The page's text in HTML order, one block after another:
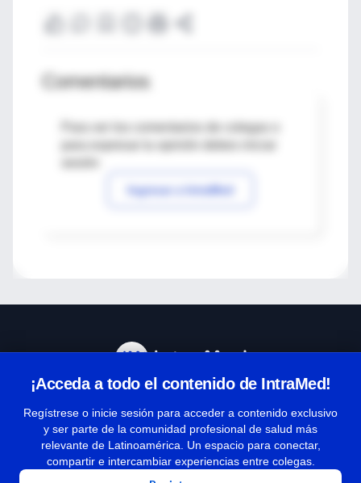
Comentarios
Para ver los comentarios de colegas o
Ingresar a IntraMed
¡Acceda a todo el contenido de IntraMed!
Regístrese o inicie sesión para acceder a contenido exclusivo
y ser parte de la comunidad profesional de salud más
relevante de Latinoamérica. Un espacio para conectar,
compartir e intercambiar experiencias entre colegas.
Términos y condiciones
| Políticas de privacidad